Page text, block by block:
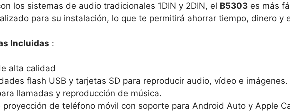
los sistemas de audio tradicionales 1DIN y 2DIN, el B5303 es más
para su instalación, lo que te permitirá ahorrar tiempo, dinero y
Incluidas :
alta calidad
flash USB y tarjetas SD para reproducir audio, vídeo e imágenes.
llamadas y reproducción de música.
proyección de teléfono móvil con soporte para Android Auto y Apple